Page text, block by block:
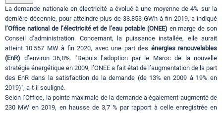
La demande nationale en électricité a évolué à une moyenne de 4% sur la
dernière décennie, pour atteindre plus de 38.853 GWh à fin 2019, a indiqué
l’Office national de l’électricité et de l’eau potable (ONEE) en marge de son
Conseil d’administration. Concernant, la puissance installée, elle aurait
atteint 10.557 MW à fin 2020, avec une part des énergies renouvelables
(EnR) d’environ 36,8%. "Depuis l’adoption par le Maroc de la nouvelle
stratégie énergétique en 2009, l’ONEE a fait état de l’augmentation de la part
des EnR dans la satisfaction de la demande (de 13% en 2009 à 19% en
2019)", a-t-il souligné.
Selon l’Office, la pointe maximale de la demande a également augmenté de
230 MW en 2019, en hausse de 3,7 % par rapport à celle enregistrée en